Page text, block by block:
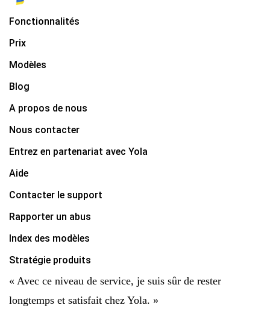
Fonctionnalités
Prix
Modèles
Blog
A propos de nous
Nous contacter
Entrez en partenariat avec Yola
Aide
Contacter le support
Rapporter un abus
Index des modèles
Stratégie produits
« Avec ce niveau de service, je suis sûr de rester
longtemps et satisfait chez Yola. »